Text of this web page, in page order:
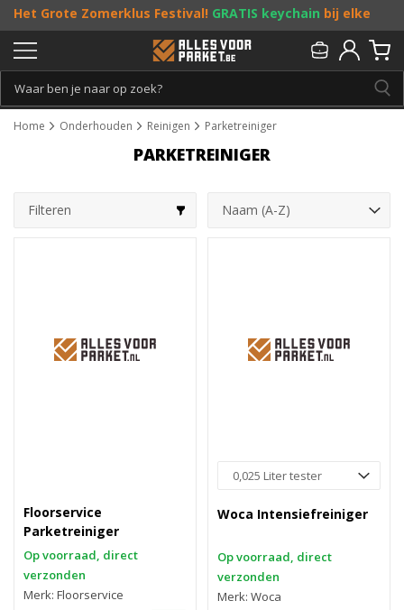
Het Grote Zomerklus Festival! GRATIS keychain bij elke
bestelling vanaf €25, entoffe acties! Doe je mee?
Persoonlijk & gratis advies:013 - 207 00 01
Home Onderhouden Reinigen Parketreiniger
PARKETREINIGER
Filteren
Floorservice
Parketreiniger
Op voorraad, direct
verzonden
Merk: Floorservice
Woca Intensiefreiniger
Op voorraad, direct
verzonden
Merk: Woca